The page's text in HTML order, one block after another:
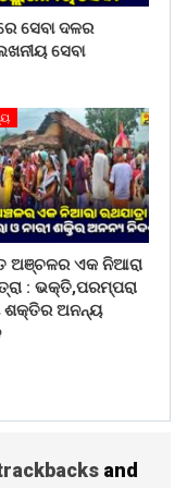
ସେବା ଦଳର
ସେବା
ଅଞ୍ଚଳର ଏକ ନିଆରା
: ଭକ୍ତି,ପରମ୍ପରା
ଶକ୍ତିର ଅନନ୍ୟ
and